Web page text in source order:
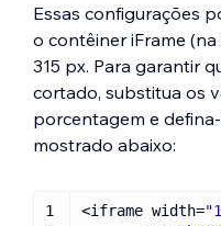
Essas configurações
o contêiner iFrame
315 px. Para garantir
cortado, substitua os
porcentagem e
mostrado abaixo:
1 <iframe width=